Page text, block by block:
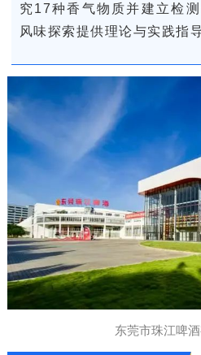
究17种香气物质并建立检
风味探索提供理论与实践指导
东莞市珠江啤